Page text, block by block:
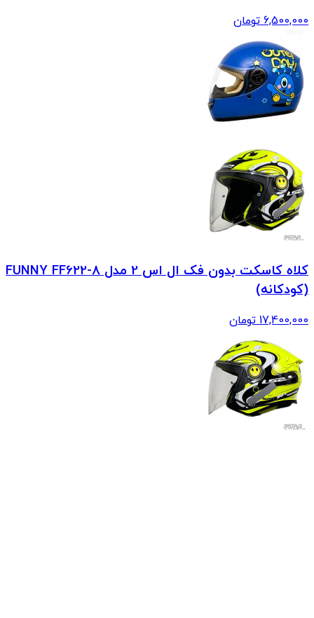
6,500,000 تومان
کلاه کاسکت بدون فک ال اس 2 مدل FUNNY FF622-8
(کودکانه)
17,400,000 تومان